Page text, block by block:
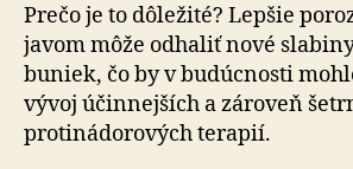
Prečo je to dôležité? Lepšie
javom môže odhaliť nové
buniek, čo by v budúcnosti
vývoj účinnejších a zároveň
protinádorových terapií.